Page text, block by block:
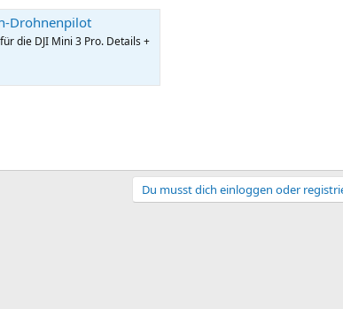
Drohnenpilot
die DJI Mini 3 Pro. Details +
Du musst dich einloggen oder